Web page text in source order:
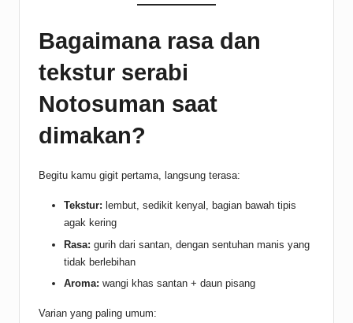
Bagaimana rasa dan
tekstur serabi
Notosuman saat
dimakan?
Begitu kamu gigit pertama, langsung terasa:
Tekstur: lembut, sedikit kenyal, bagian bawah tipis
agak kering
Rasa: gurih dari santan, dengan sentuhan manis yang
tidak berlebihan
Aroma: wangi khas santan + daun pisang
Varian yang paling umum: